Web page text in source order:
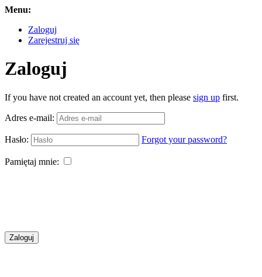
Menu:
Zaloguj
Zarejestruj się
Zaloguj
If you have not created an account yet, then please sign up first.
Adres e-mail:
Hasło: Forgot your password?
Pamiętaj mnie:
Zaloguj